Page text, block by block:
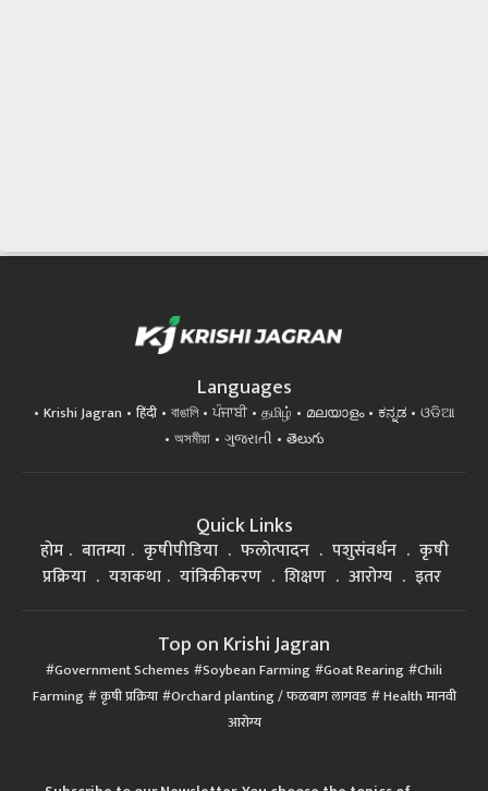
Languages
Krishi Jagran हिंदी বাঙালি ਪੰਜਾਬੀ தமிழ் മലയാളം ಕನ್ನಡ
ଓଡିଆ
অসমীয়া
ગુજરાતી తెలుగు
Quick Links
होम बातम्या कृषीपीडिया फलोत्पादन पशुसंवर्धन
कृषी
प्रक्रिया
यशकथा यांत्रिकीकरण शिक्षण आरोग्य इतर
Top on Krishi Jagran
Government Schemes Soybean Farming Goat Rearing Chili
Farming कृषी प्रक्रिया Orchard planting / फळबाग लागवड Health मानवी
आरोग्य